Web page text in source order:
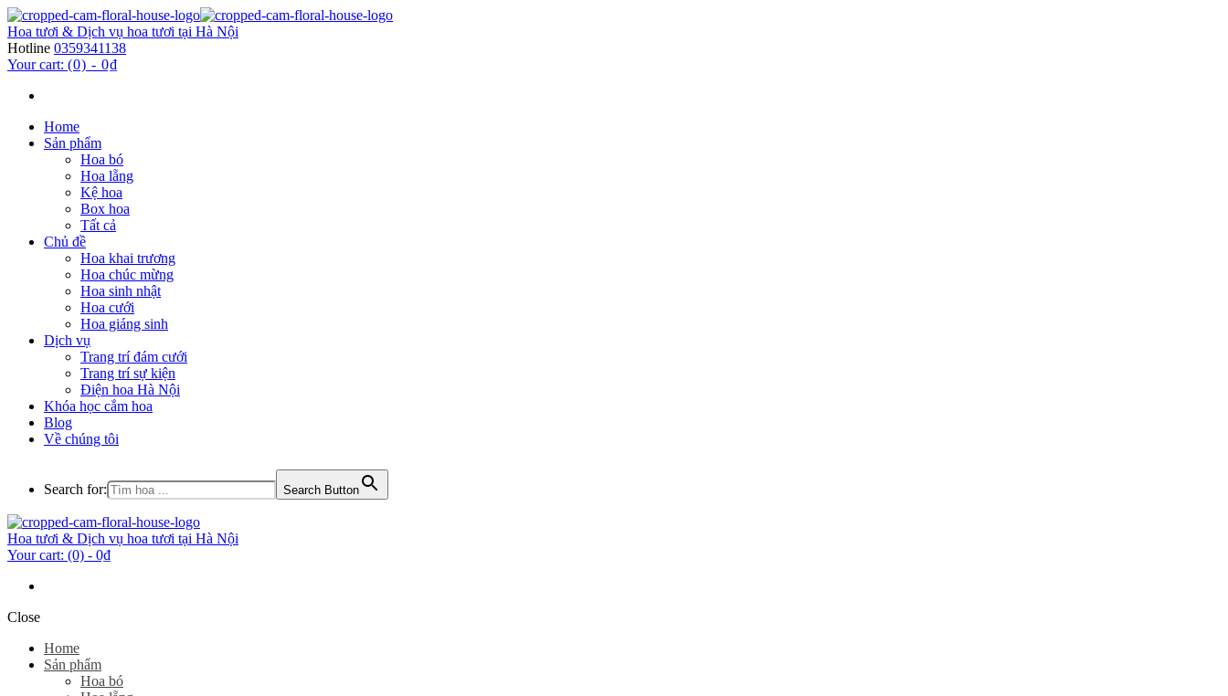
Hoa tươi & Dịch vụ hoa tươi tại Hà Nội
Hotline 0359341138
Your cart: (0) - 0₫
Home
Sản phẩm
Hoa bó
Hoa lẵng
Kệ hoa
Box hoa
Tất cả
Chủ đề
Hoa khai trương
Hoa chúc mừng
Hoa sinh nhật
Hoa cưới
Hoa giáng sinh
Dịch vụ
Trang trí đám cưới
Trang trí sự kiện
Điện hoa Hà Nội
Khóa học cắm hoa
Blog
Về chúng tôi
Search for: Search Button
Hoa tươi & Dịch vụ hoa tươi tại Hà Nội
Your cart: (0) - 0₫
Close
Home
Sản phẩm
Hoa bó